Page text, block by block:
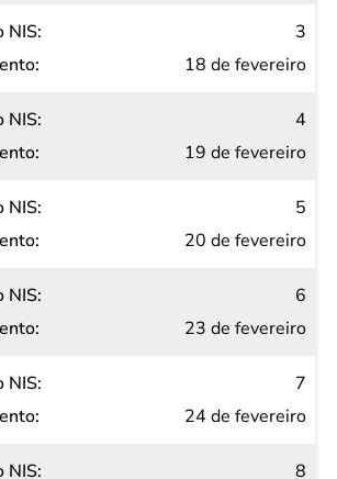
3
18 de fevereiro
4
19 de fevereiro
5
20 de fevereiro
6
23 de fevereiro
7
24 de fevereiro
8